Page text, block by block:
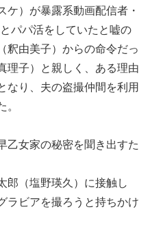
ケ）が暴露系動画配信者・
パパ活をしていたと嘘の
釈由美子）からの命令だっ
理子）と親しく、ある理由
なり、夫の盗撮仲間を利用
。
乙女家の秘密を聞き出すた
郎（塩野瑛久）に接触し
ラビアを撮ろうと持ちかけ